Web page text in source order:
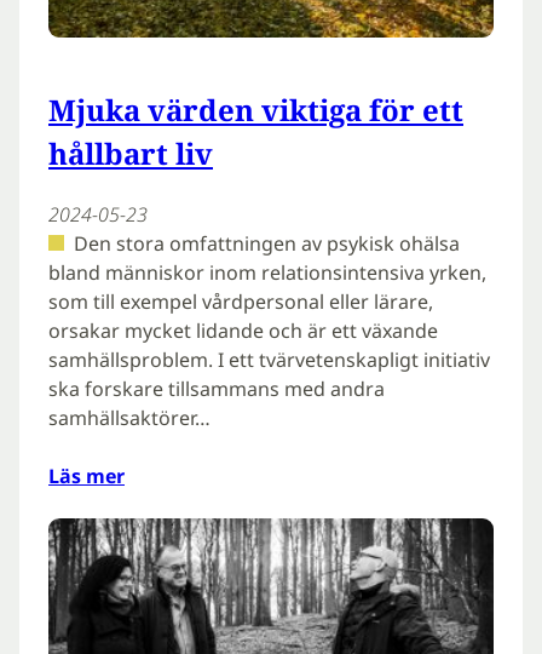
Mjuka värden viktiga för ett
hållbart liv
2024-05-23
Den stora omfattningen av psykisk ohälsa
bland människor inom relationsintensiva yrken,
som till exempel vårdpersonal eller lärare,
orsakar mycket lidande och är ett växande
samhällsproblem. I ett tvärvetenskapligt initiativ
ska forskare tillsammans med andra
samhällsaktörer…
Läs mer